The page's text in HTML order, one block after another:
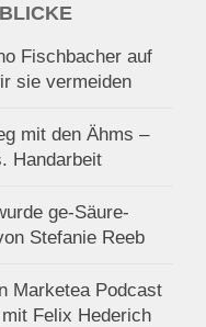
Fischbacher auf
sie vermeiden
mit den Ähms –
Handarbeit
ge-Säure-
Stefanie Reeb
Marketea Podcast
Felix Hederich